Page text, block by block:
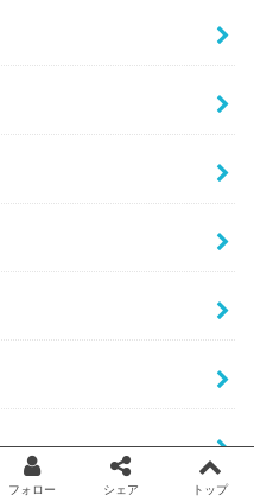
フォロー シェア トップ
facebook